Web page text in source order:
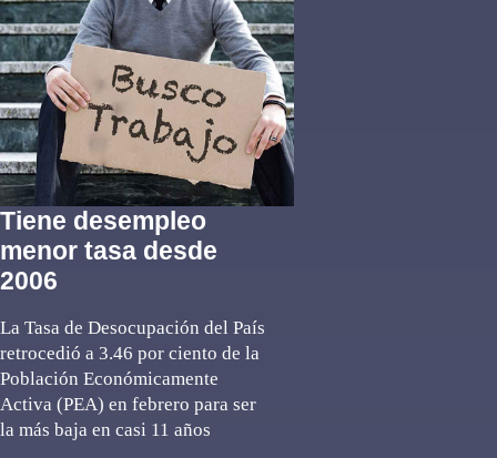
Tiene desempleo
menor tasa desde
2006
La Tasa de Desocupación del País
retrocedió a 3.46 por ciento de la
Población Económicamente
Activa (PEA) en febrero para ser
la más baja en casi 11 años